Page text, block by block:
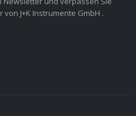
J+K Instrumente GmbH .